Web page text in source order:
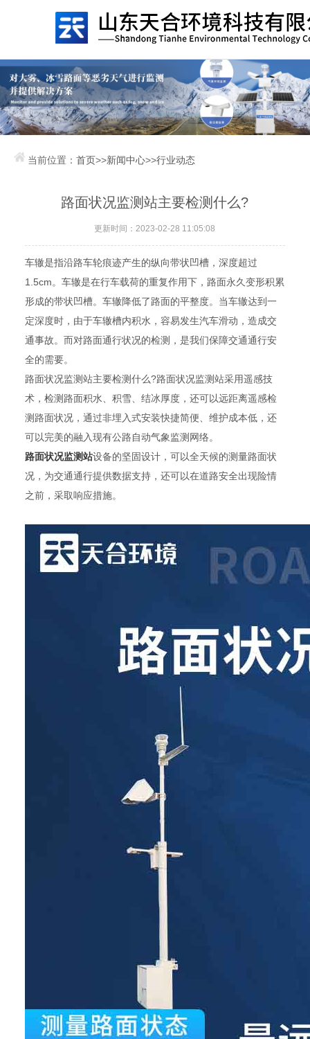
当前位置：首页>>新闻中心>>行业动态
路面状况监测站主要检测什么?
更新时间：2023-02-28 11:05:08
车辙是指沿路车轮痕迹产生的纵向带状凹槽，深度超过
1.5cm。车辙是在行车载荷的重复作用下，路面永久变形积累
形成的带状凹槽。车辙降低了路面的平整度。当车辙达到一
定深度时，由于车辙槽内积水，容易发生汽车滑动，造成交
通事故。而对路面通行状况的检测，是我们保障交通通行安
全的需要。
路面状况监测站主要检测什么?路面状况监测站采用遥感技
术，检测路面积水、积雪、结冰厚度，还可以远距离遥感检
测路面状况，通过非埋入式安装快捷简便、维护成本低，还
可以完美的融入现有公路自动气象监测网络。
路面状况监测站设备的坚固设计，可以全天候的测量路面状
况，为交通通行提供数据支持，还可以在道路安全出现险情
之前，采取响应措施。